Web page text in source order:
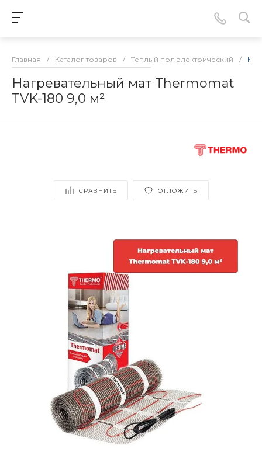
Главная / Каталог товаров / Теплый пол электрический /
Нагревательный мат Thermomat
TVK-180 9,0 м²
СРАВНИТЬ ОТЛОЖИТЬ